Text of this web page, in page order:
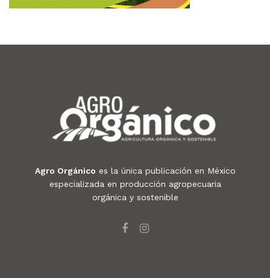
Agro Orgánico es la única publicación en México
especializada en producción agropecuaria
orgánica y sostenible